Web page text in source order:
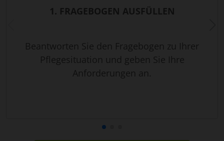
1. FRAGEBOGEN AUSFÜLLEN
Beantworten Sie den Fragebogen zu Ihrer
Pflegesituation und geben Sie Ihre
Anforderungen an.